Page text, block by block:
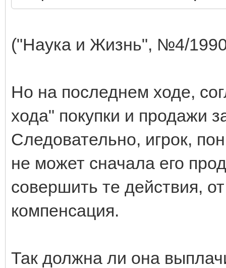
("Наука и Жизнь", №4/
Но на последнем ходе,
хода" покупки и продажи
Следовательно, игрок,
не может сначала его
совершить те действия,
компенсация.
Так должна ли она